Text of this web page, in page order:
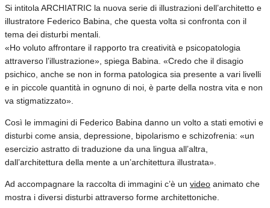
Si intitola ARCHIATRIC la nuova serie di illustrazioni dell’architetto e
illustratore Federico Babina, che questa volta si confronta con il
tema dei disturbi mentali.
«Ho voluto affrontare il rapporto tra creatività e psicopatologia
attraverso l’illustrazione», spiega Babina. «Credo che il disagio
psichico, anche se non in forma patologica sia presente a vari livelli
e in piccole quantità in ognuno di noi, è parte della nostra vita e non
va stigmatizzato».
Così le immagini di Federico Babina danno un volto a stati emotivi e
disturbi come ansia, depressione, bipolarismo e schizofrenia: «un
esercizio astratto di traduzione da una lingua all’altra,
dall’architettura della mente a un’architettura illustrata».
Ad accompagnare la raccolta di immagini c’è un video animato che
mostra i diversi disturbi attraverso forme architettoniche.